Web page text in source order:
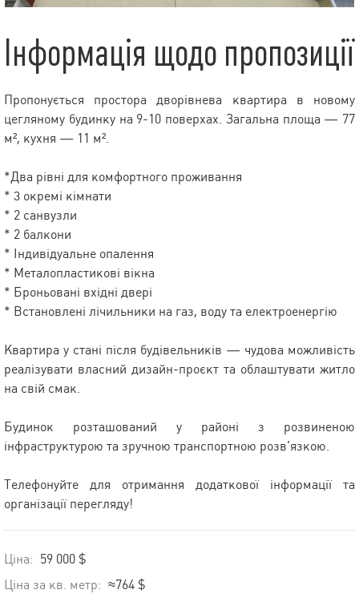
Інформація щодо пропозиції
Пропонується простора дворівнева квартира в новому
цегляному будинку на 9-10 поверхах. Загальна площа — 77
м², кухня — 11 м².
*Два рівні для комфортного проживання
* 3 окремі кімнати
* 2 санвузли
* 2 балкони
* Індивідуальне опалення
* Металопластикові вікна
* Броньовані вхідні двері
* Встановлені лічильники на газ, воду та електроенергію
Квартира у стані після будівельників — чудова можливість
реалізувати власний дизайн-проєкт та облаштувати житло
на свій смак.
Будинок розташований у районі з розвиненою
інфраструктурою та зручною транспортною розв'язкою.
Телефонуйте для отримання додаткової інформації та
організації перегляду!
Ціна: 59 000 $
Ціна за кв. метр: ≈764 $